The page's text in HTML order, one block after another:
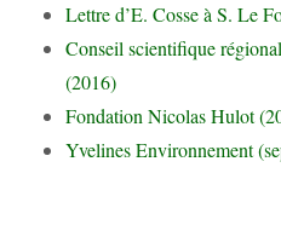
Lettre d’E. Cosse à S. Le
Conseil scientifique
(2016)
Fondation Nicolas Hulot
Yvelines Environnement